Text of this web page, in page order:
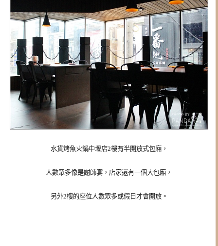
水貨烤魚火鍋中壢店2樓有半開放式包廂，
人數眾多像是謝師宴，店家還有一個大包廂，
另外2樓的座位人數眾多或假日才會開放。